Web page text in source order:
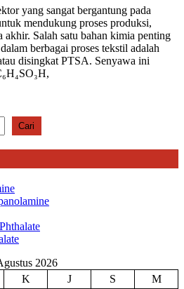
yang sangat bergantung pada
mendukung proses produksi,
Salah satu bahan kimia penting
berbagai proses tekstil adalah
disingkat PTSA. Senyawa ini
Cari
2026
K J S
M